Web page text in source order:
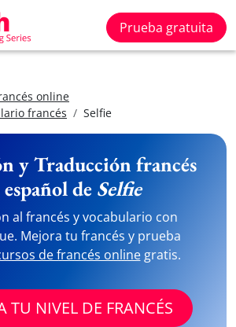
Prueba gratuita
online
francés
Selfie
y Traducción francés
de Selfie
al francés y vocabulario con
Mejora tu francés y prueba
de francés onlinegratis.
TU NIVEL DE FRANCÉS